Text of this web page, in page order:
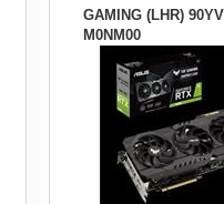
GAMING (LHR)
M0NM00
Grafický čip: NVIDIA
Paměť: 10 GB GDDR6X
sběrnice: 320-bit
4.0 Open GL: 4.6
Mode - 1740 MHz
Mode (Default) - GPU
MHz , GPU Base Clock ...